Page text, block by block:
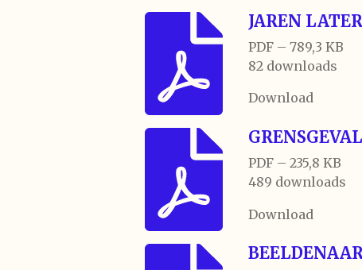
JAREN
PDF – 789,3 KB
82 downloads
Download
PDF – 235,8 KB
489 downloads
Download